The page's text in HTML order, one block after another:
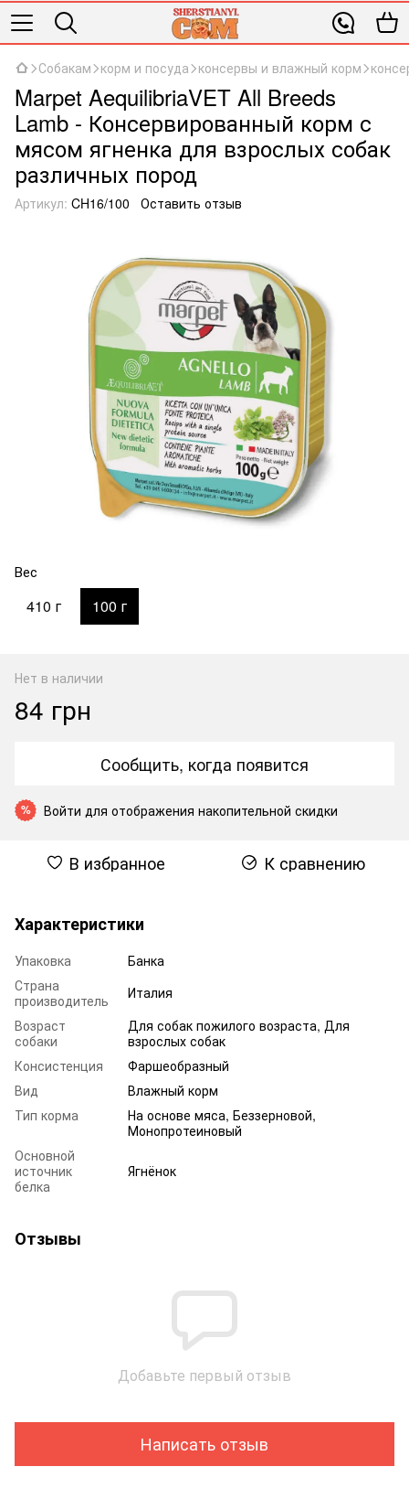
Собакам корм и посуда консервы и влажный корм
Marpet AequilibriaVET All Breeds
Lamb - Консервированный корм с
мясом ягненка для взрослых собак
различных пород
Артикул: CH16/100 Оставить отзыв
Вес
410 г 100 г
Нет в наличии
84 грн
Сообщить, когда появится
% Войти для отображения накопительной скидки
В избранное К сравнению
Характеристики
Упаковка
Банка
Страна
производитель
Италия
Возраст
собаки
Для собак пожилого возраста, Для
взрослых собак
Консистенция
Фаршеобразный
Вид
Влажный корм
Тип корма
На основе мяса, Беззерновой,
Монопротеиновый
Основной
источник
белка
Ягнёнок
Отзывы
Добавьте первый отзыв
Написать отзыв